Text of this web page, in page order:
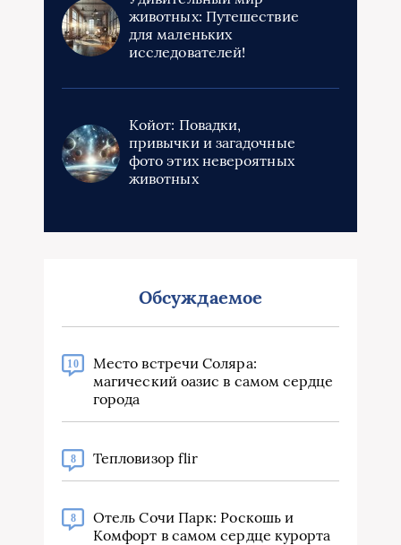
животных: Путешествие
для маленьких
исследователей!
Койот: Повадки,
привычки и загадочные
фото этих невероятных
животных
Обсуждаемое
10
Место встречи Соляра:
магический оазис в самом сердце
города
8 Тепловизор flir
8
Отель Сочи Парк: Роскошь и
Комфорт в самом сердце курорта